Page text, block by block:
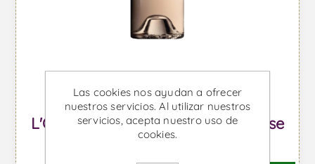
L'Ostal Cazes Magnum - Vino Rose
Las cookies nos ayudan a ofrecer
nuestros servicios. Al utilizar nuestros
servicios, acepta nuestro uso de
cookies.